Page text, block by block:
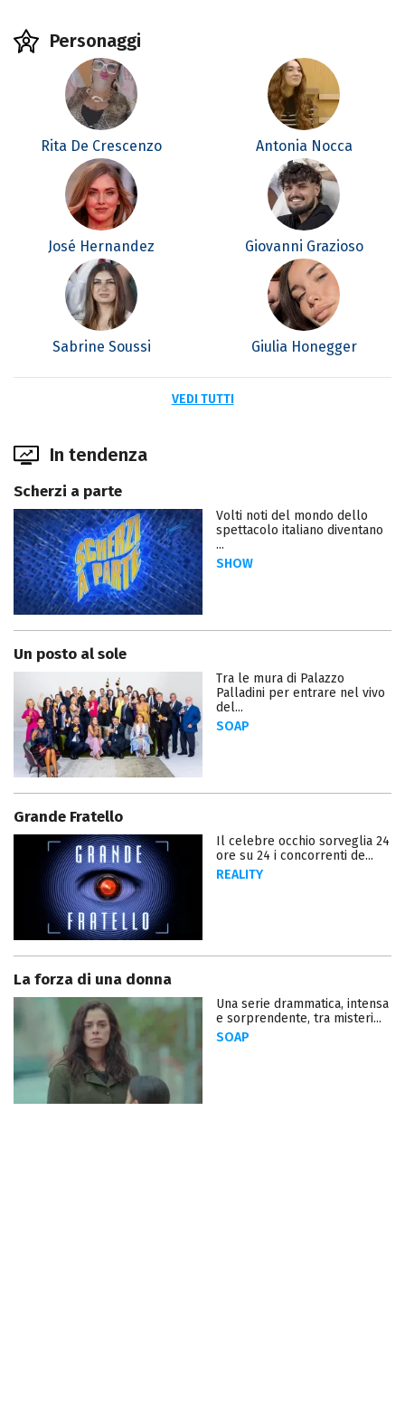
Personaggi
Rita De Crescenzo Antonia Nocca
José Hernandez Giovanni Grazioso
Sabrine Soussi Giulia Honegger
VEDI TUTTI
In tendenza
Scherzi a parte
Volti noti del mondo dello
spettacolo italiano diventano
...
SHOW
Un posto al sole
Tra le mura di Palazzo
Palladini per entrare nel vivo
del...
SOAP
Grande Fratello
Il celebre occhio sorveglia 24
ore su 24 i concorrenti de...
REALITY
La forza di una donna
Una serie drammatica, intensa
e sorprendente, tra misteri...
SOAP